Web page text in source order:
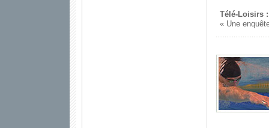
Télé-Loisirs :
« Une